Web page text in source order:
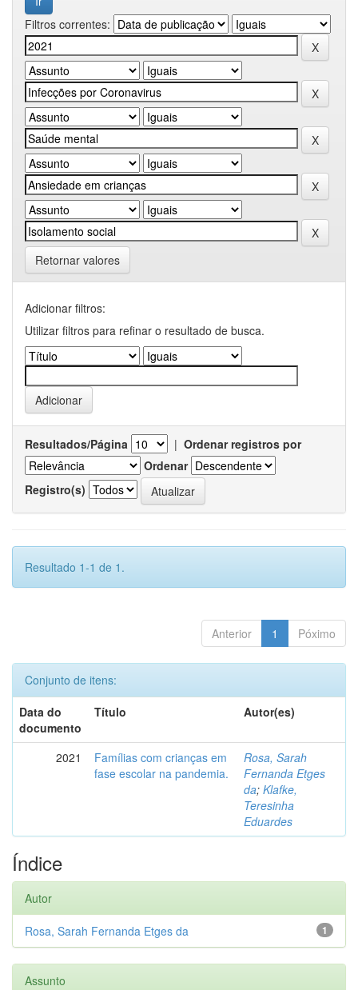
Filtros correntes:
Retornar valores
Adicionar filtros:
Utilizar filtros para refinar o resultado de busca.
Resultados/Página | Ordenar registros por
Ordenar
Registro(s)
Resultado 1-1 de 1.
Anterior 1 Póximo
Conjunto de itens:
Data do
documento
Título Autor(es)
2021
Famílias com crianças em
fase escolar na pandemia.
Rosa, Sarah
Fernanda Etges
da; Klafke,
Teresinha
Eduardes
Índice
Autor
1
Rosa, Sarah Fernanda Etges da
Assunto